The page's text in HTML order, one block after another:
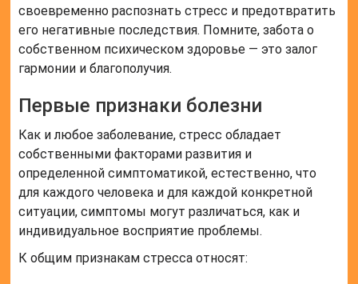
своевременно распознать стресс и предотвратить
его негативные последствия. Помните, забота о
собственном психическом здоровье — это залог
гармонии и благополучия.
Первые признаки болезни
Как и любое заболевание, стресс обладает
собственными факторами развития и
определенной симптоматикой, естественно, что
для каждого человека и для каждой конкретной
ситуации, симптомы могут различаться, как и
индивидуальное восприятие проблемы.
К общим признакам стресса относят: